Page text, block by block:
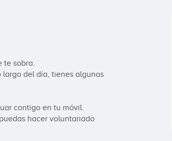
te sobra.
largo del día, tienes algunos
contigo en tu móvil.
hacer voluntariado